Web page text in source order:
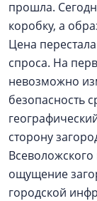
прошла.
коробку, а
Цена
спроса. На
невозможно
безопасность
сторону
ощущение
городской